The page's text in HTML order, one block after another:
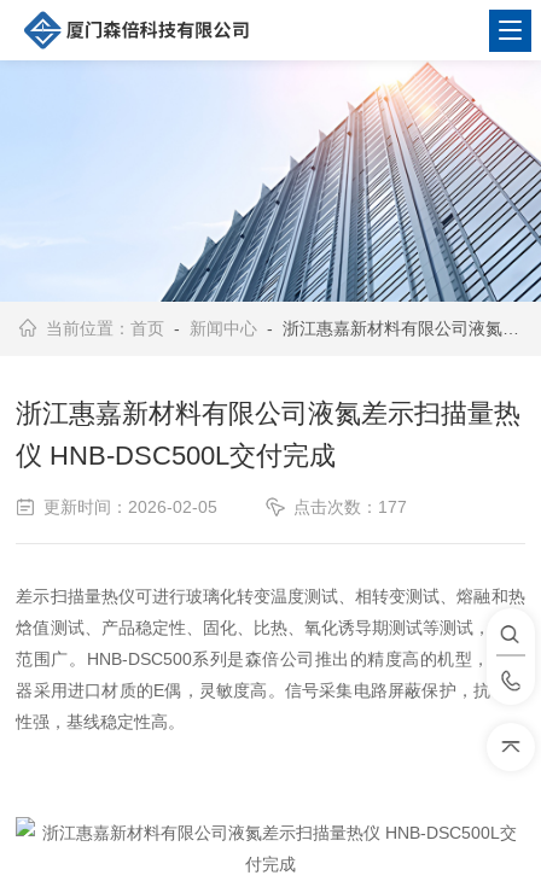
当前位置：首页 - 新闻中心 - 浙江惠嘉新材料有限公司液氮差示扫描量热仪 HNB-DSC500L交付完成
浙江惠嘉新材料有限公司液氮差示扫描量热
仪 HNB-DSC500L交付完成
更新时间：2026-02-05 点击次数：177
差示扫描量热仪可进行玻璃化转变温度测试、相转变测试、熔融和热
焓值测试、产品稳定性、固化、比热、氧化诱导期测试等测试，适用
范围广。HNB-DSC500系列是森倍公司推出的精度高的机型，传感
器采用进口材质的E偶，灵敏度高。信号采集电路屏蔽保护，抗干扰
性强，基线稳定性高。